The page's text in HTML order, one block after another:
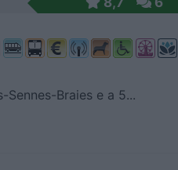
Braies e a 5...